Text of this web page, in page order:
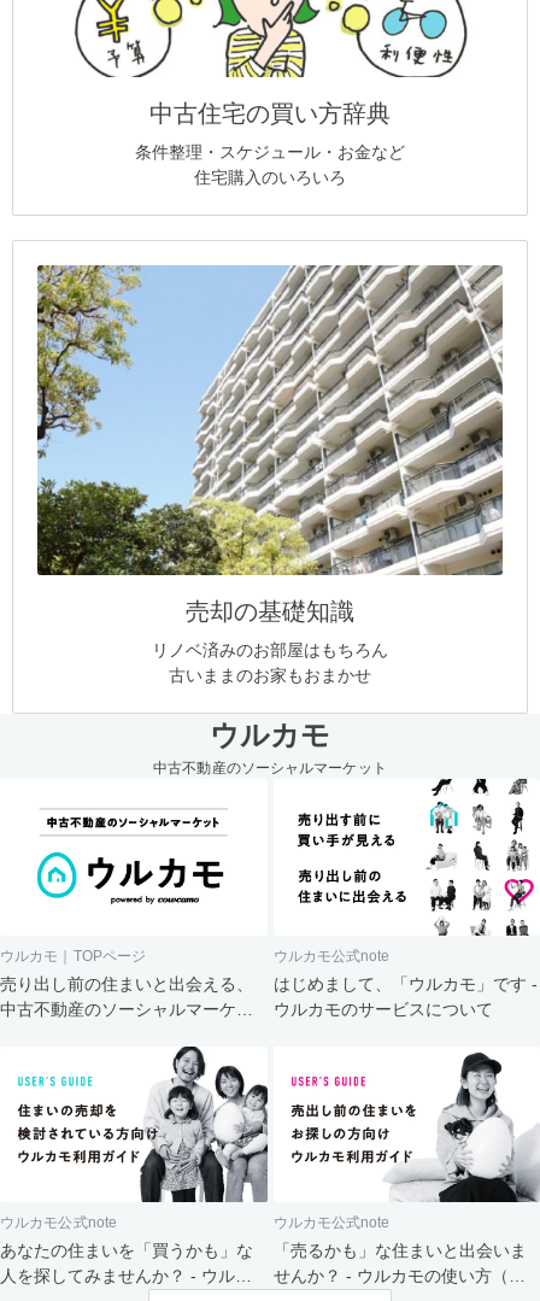
中古住宅の買い方辞典
条件整理・スケジュール・お金など
住宅購入のいろいろ
売却の基礎知識
リノベ済みのお部屋はもちろん
古いままのお家もおまかせ
ウルカモ
中古不動産のソーシャルマーケット
ウルカモ｜TOPページ
売り出し前の住まいと出会える、
中古不動産のソーシャルマーケッ
ウルカモ公式note
はじめまして、「ウルカモ」です -
ウルカモのサービスについて
ウルカモ公式note
あなたの住まいを「買うかも」な
人を探してみませんか？ - ウルカ
ウルカモ公式note
「売るかも」な住まいと出会いま
せんか？ - ウルカモの使い方（買